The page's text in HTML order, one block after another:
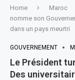
Home Maroc
nomme son
dans un pays meurtri
GOUVERNEMENT
Le Président
Des